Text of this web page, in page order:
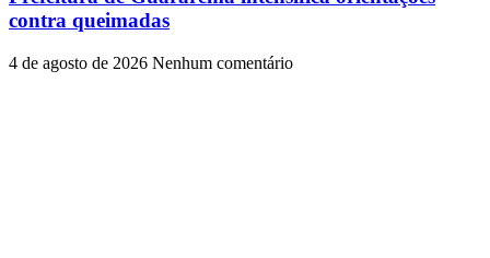
contra queimadas
4 de agosto de 2026 Nenhum comentário